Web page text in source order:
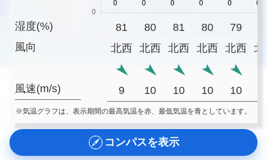
湿度(%)
風向
風速(m/s)
81 80 81 80 79
北西
北西 北西 北西 北西 北
9 10 10 10 10
※気温グラフは、表示期間の最高気温を赤、最低気温を青としています。
コンパスを表示